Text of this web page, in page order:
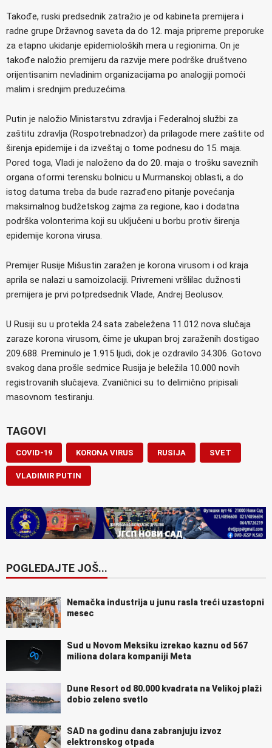
Takođe, ruski predsednik zatražio je od kabineta premijera i
radne grupe Državnog saveta da do 12. maja pripreme preporuke
za etapno ukidanje epidemioloških mera u regionima. On je
takođe naložio premijeru da razvije mere podrške društveno
orijentisanim nevladinim organizacijama po analogiji pomoći
malim i srednjim preduzećima.
Putin je naložio Ministarstvu zdravlja i Federalnoj službi za
zaštitu zdravlja (Rospotrebnadzor) da prilagode mere zaštite od
širenja epidemije i da izveštaj o tome podnesu do 15. maja.
Pored toga, Vladi je naloženo da do 20. maja o trošku saveznih
organa oformi terensku bolnicu u Murmanskoj oblasti, a do
istog datuma treba da bude razrađeno pitanje povećanja
maksimalnog budžetskog zajma za regione, kao i dodatna
podrška volonterima koji su uključeni u borbu protiv širenja
epidemije korona virusa.
Premijer Rusije Mišustin zaražen je korona virusom i od kraja
aprila se nalazi u samoizolaciji. Privremeni vršlilac dužnosti
premijera je prvi potpredsednik Vlade, Andrej Beolusov.
U Rusiji su u protekla 24 sata zabeležena 11.012 nova slučaja
zaraze korona virusom, čime je ukupan broj zaraženih dostigao
209.688. Preminulo je 1.915 ljudi, dok je ozdravilo 34.306. Gotovo
svakog dana prošle sedmice Rusija je beležila 10.000 novih
registrovanih slučajeva. Zvaničnici su to delimično pripisali
masovnom testiranju.
TAGOVI
COVID-19 KORONA VIRUS RUSIJA SVET
VLADIMIR PUTIN
POGLEDAJTE JOŠ...
Nemačka industrija u junu rasla treći uzastopni
mesec
Sud u Novom Meksiku izrekao kaznu od 567
miliona dolara kompaniji Meta
Dune Resort od 80.000 kvadrata na Velikoj plaži
dobio zeleno svetlo
SAD na godinu dana zabranjuju izvoz
elektronskog otpada